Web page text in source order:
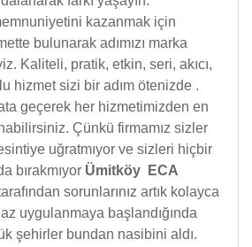
kazanmak için
bulunarak adımızı marka
Kaliteli, pratik, etkin, seri, akıcı,
hizmet sizi bir adım ötenizde .
geçerek her hizmetimizden en
Çünkü firmamız sizler
uğratmıyor ve sizleri hiçbir
bırakmıyor Ümitköy ECA
sorunlarınız artık kolayca
uygulanmaya başlandığında
şehirler bundan nasibini aldı.